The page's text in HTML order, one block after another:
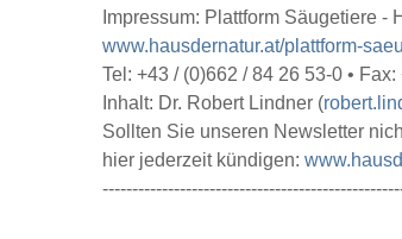
Impressum: Plattform Säugetiere
www.hausdernatur.at/plattform-
Tel: +43 / (0)662 / 84 26 53-0 •
Inhalt: Dr. Robert Lindner (
Sollten Sie unseren Newsletter
hier jederzeit kündigen: